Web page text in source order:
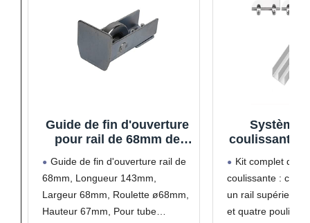
Guide de fin d'ouverture
pour rail de 68mm de
Guide de fin d'ouverture rail de
68mm, Longueur 143mm,
Largeur 68mm, Roulette ø68mm,
Hauteur 67mm, Pour tube
Système
coulissante
alliage
un
Kit complet de
coulissante : ce
un rail supérieur,
et quatre poulies